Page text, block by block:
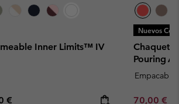
Inner Limits™ IV
price:
€
Nuevos
Chaqueta
Pouring
Empacable
Minimum
70,00 €